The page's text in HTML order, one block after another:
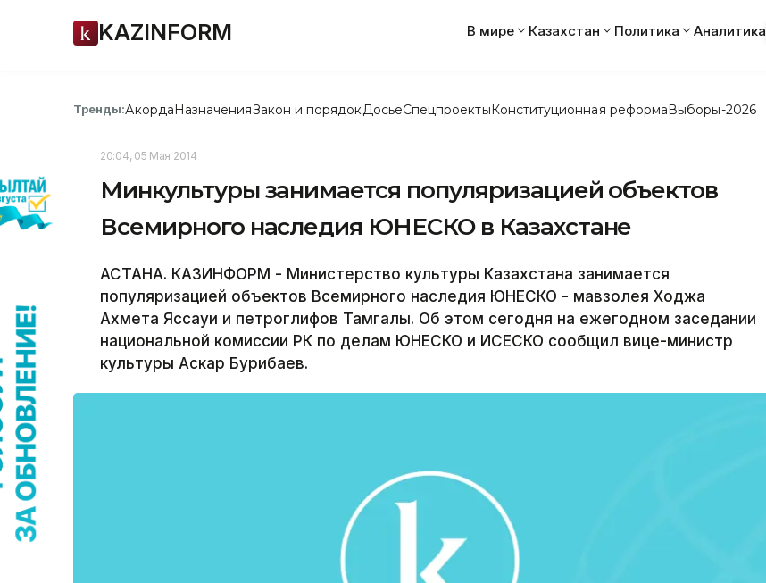
KAZINFORM В мире Казахстан Политика Аналитика
Тренды:АкордаНазначенияЗакон и порядок ДосьеСпецпроектыКонституционная реформаВыборы-2026
20:04, 05 Мая 2014
Минкультуры занимается популяризацией объектов
Всемирного наследия ЮНЕСКО в Казахстане
АСТАНА. КАЗИНФОРМ - Министерство культуры Казахстана занимается
популяризацией объектов Всемирного наследия ЮНЕСКО - мавзолея Ходжа
Ахмета Яссауи и петроглифов Тамгалы. Об этом сегодня на ежегодном заседании
национальной комиссии РК по делам ЮНЕСКО и ИСЕСКО сообщил вице-министр
культуры Аскар Бурибаев.